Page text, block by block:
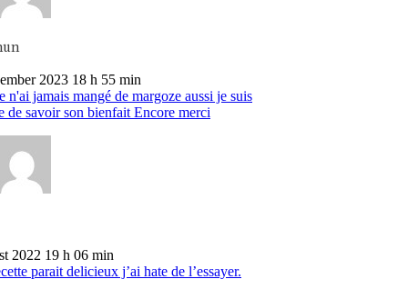
2023 18 h 55 min
n'ai jamais mangé de margoze aussi je suis
de savoir son bienfait Encore merci
2022 19 h 06 min
parait delicieux j’ai hate de l’essayer.